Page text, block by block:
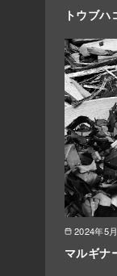
トウブ
2024年5
マルギナ